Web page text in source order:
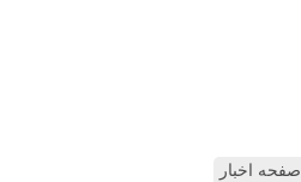
صفحه اخبار